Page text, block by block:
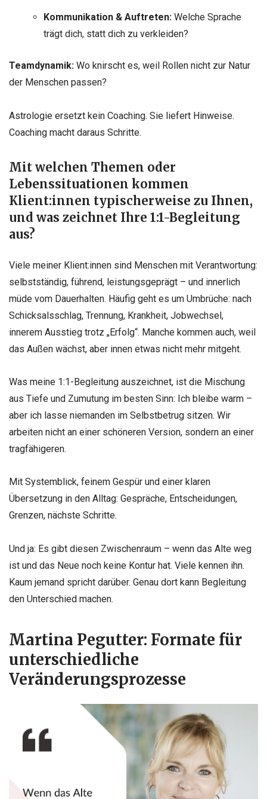
Kommunikation & Auftreten: Welche Sprache
trägt dich, statt dich zu verkleiden?
Teamdynamik: Wo knirscht es, weil Rollen nicht zur Natur
der Menschen passen?
Astrologie ersetzt kein Coaching. Sie liefert Hinweise.
Coaching macht daraus Schritte.
Mit welchen Themen oder
Lebenssituationen kommen
Klient:innen typischerweise zu Ihnen,
und was zeichnet Ihre 1:1-Begleitung
aus?
Viele meiner Klient:innen sind Menschen mit Verantwortung:
selbstständig, führend, leistungsgeprägt – und innerlich
müde vom Dauerhalten. Häufig geht es um Umbrüche: nach
Schicksalsschlag, Trennung, Krankheit, Jobwechsel,
innerem Ausstieg trotz „Erfolg“. Manche kommen auch, weil
das Außen wächst, aber innen etwas nicht mehr mitgeht.
Was meine 1:1-Begleitung auszeichnet, ist die Mischung
aus Tiefe und Zumutung im besten Sinn: Ich bleibe warm –
aber ich lasse niemanden im Selbstbetrug sitzen. Wir
arbeiten nicht an einer schöneren Version, sondern an einer
tragfähigeren.
Mit Systemblick, feinem Gespür und einer klaren
Übersetzung in den Alltag: Gespräche, Entscheidungen,
Grenzen, nächste Schritte.
Und ja: Es gibt diesen Zwischenraum – wenn das Alte weg
ist und das Neue noch keine Kontur hat. Viele kennen ihn.
Kaum jemand spricht darüber. Genau dort kann Begleitung
den Unterschied machen.
Martina Pegutter: Formate für
unterschiedliche
Veränderungsprozesse